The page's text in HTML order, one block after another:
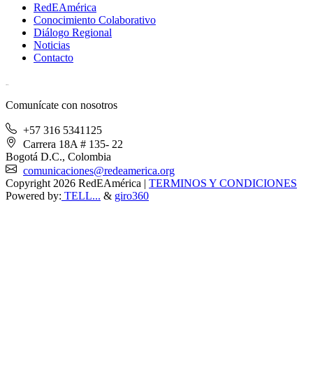
RedEAmérica
Conocimiento Colaborativo
Diálogo Regional
Noticias
Contacto
Comunícate con nosotros
+57 316 5341125
Carrera 18A # 135- 22
Bogotá D.C., Colombia
comunicaciones@redeamerica.org
Copyright 2026 RedEAmérica | TERMINOS Y CONDICIONES
Powered by: TELL... & giro360